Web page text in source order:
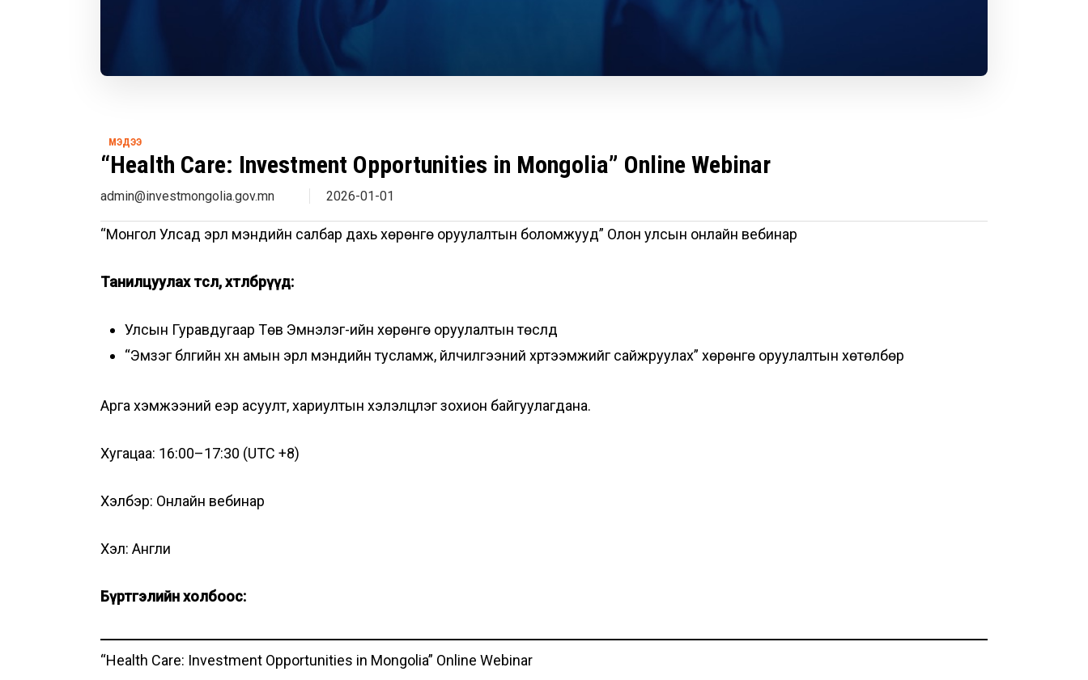
МЭДЭЭ
“Health Care: Investment Opportunities in Mongolia” Online Webinar
admin@investmongolia.gov.mn 2026-01-01
“Монгол Улсад эрүүл мэндийн салбар дахь хөрөнгө оруулалтын боломжууд” Олон улсын онлайн вебинар
Танилцуулах төсөл, хөтөлбөрүүд:
Улсын Гуравдугаар Төв Эмнэлэг-ийн хөрөнгө оруулалтын төслүүд
“Эмзэг бүлгийн хүн амын эрүүл мэндийн тусламж, үйлчилгээний хүртээмжийг сайжруулах” хөрөнгө оруулалтын хөтөлбөр
Арга хэмжээний үеэр асуулт, хариултын хэлэлцүүлэг зохион байгуулагдана.
Хугацаа: 16:00–17:30 (UTC +8)
Хэлбэр: Онлайн вебинар
Хэл: Англи
Бүртгэлийн холбоос:
“Health Care: Investment Opportunities in Mongolia” Online Webinar